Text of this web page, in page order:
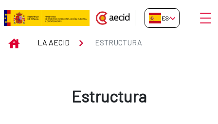
Saltar al contenido principal
Estructura
ES-ES Abrir
INICIOLA AECID ESTRUCTURA
Estructura